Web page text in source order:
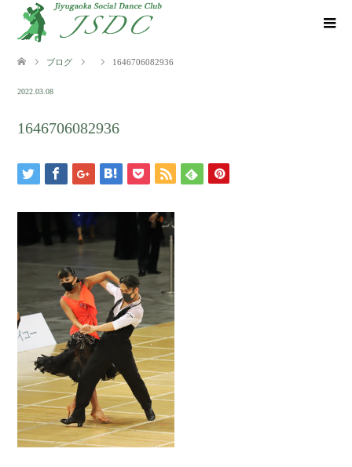
ブログ 1646706082936
2022.03.08
1646706082936